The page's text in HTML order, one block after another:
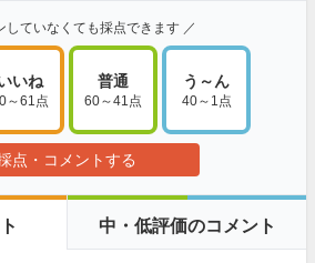
していなくても採点できます ／
いね
～61点
普通
60～41点
う～ん
40～1点
点・コメントする
中・低評価のコメント